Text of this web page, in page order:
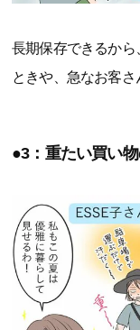
長期保存できるから
ときや、急なお客さ
●3：重たい買い